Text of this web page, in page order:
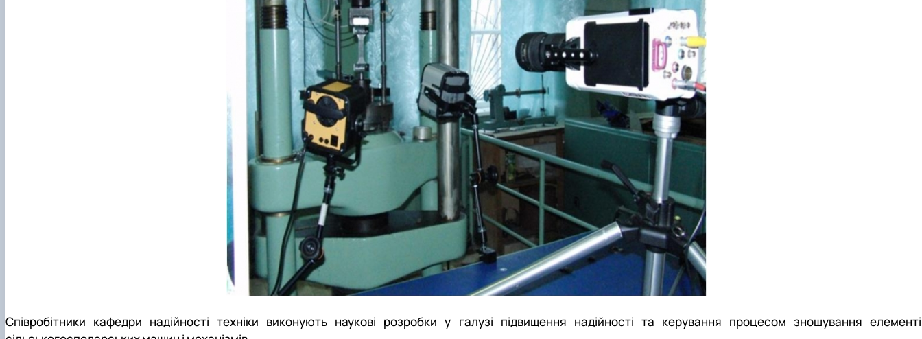
Співробітники кафедри надійності техніки виконують наукові розробки у галузі підвищення надійності та керування процесом зношування